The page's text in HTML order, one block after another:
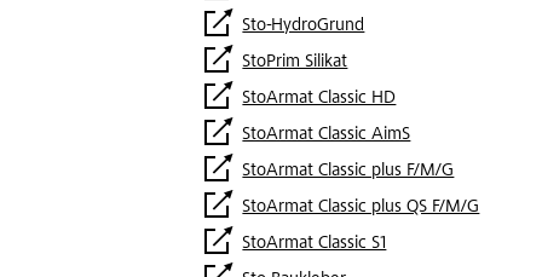
Sto-HydroGrund
StoPrim Silikat
StoArmat Classic HD
StoArmat Classic AimS
StoArmat Classic plus F/M/G
StoArmat Classic plus QS F/M/G
StoArmat Classic S1